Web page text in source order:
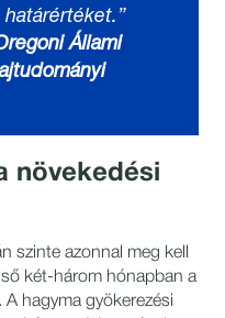
határértéket.”
Állami
növekedési
szinte azonnal meg kell
két-három hónapban a
hagyma gyökerezési